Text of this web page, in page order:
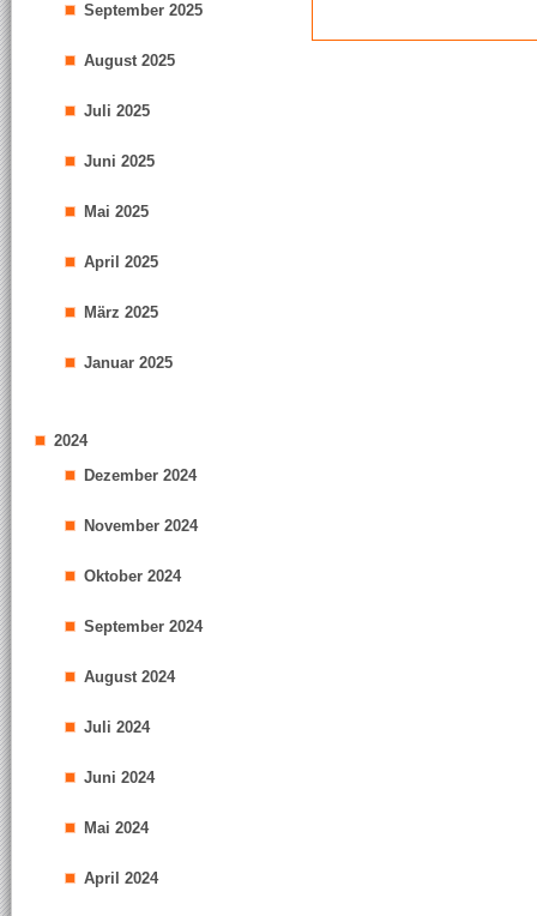
September 2025
August 2025
Juli 2025
Juni 2025
Mai 2025
April 2025
März 2025
Januar 2025
2024
Dezember 2024
November 2024
Oktober 2024
September 2024
August 2024
Juli 2024
Juni 2024
Mai 2024
April 2024